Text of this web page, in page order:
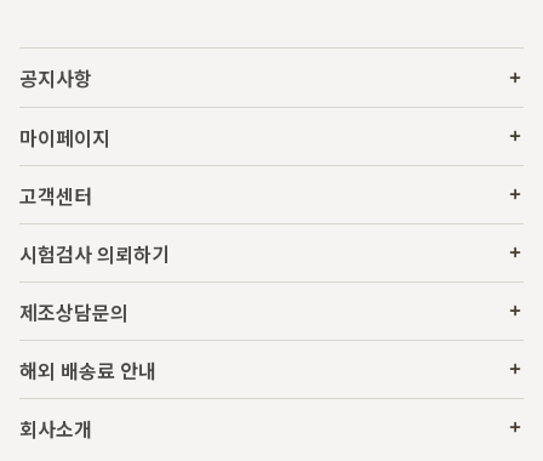
공지사항
마이페이지
고객센터
시험검사 의뢰하기
제조상담문의
해외 배송료 안내
회사소개